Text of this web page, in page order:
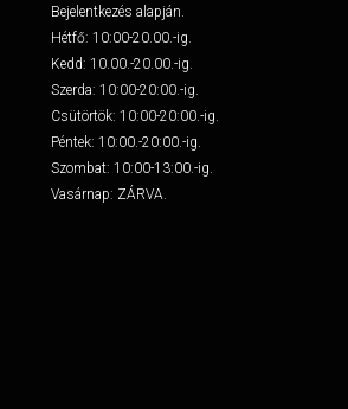
Bejelentkezés alapján.
Hétfő: 10:00-20.00.-ig.
Kedd: 10.00.-20.00.-ig.
Szerda: 10:00-20:00.-ig.
Csütörtök: 10:00-20:00.-ig.
Péntek: 10:00.-20:00.-ig.
Szombat: 10:00-13:00.-ig.
Vasárnap: ZÁRVA.